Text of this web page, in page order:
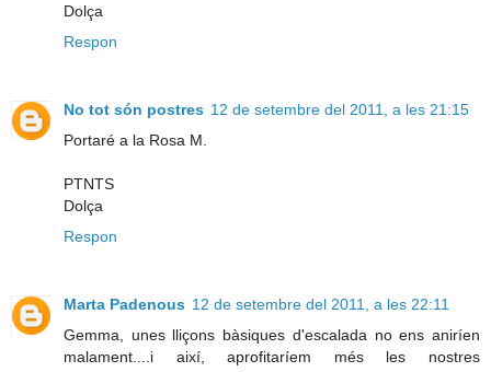
Dolça
Respon
No tot són postres 12 de setembre del 2011, a les 21:15
Portaré a la Rosa M.
PTNTS
Dolça
Respon
Marta Padenous 12 de setembre del 2011, a les 22:11
Gemma, unes lliçons bàsiques d'escalada no ens aniríen
malament....i així, aprofitaríem més les nostres